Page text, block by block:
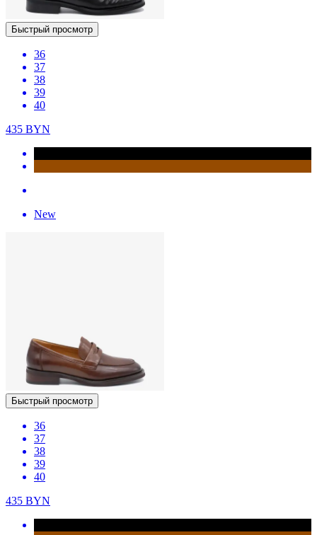
Быстрый просмотр
36
37
38
39
40
435 BYN
New
Быстрый просмотр
36
37
38
39
40
435 BYN